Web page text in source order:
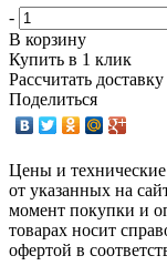
-
В корзину
Купить в 1 клик
Рассчитать доставку
Поделиться
Цены и технические
от указанных на
момент покупки и
товарах носит
офертой в